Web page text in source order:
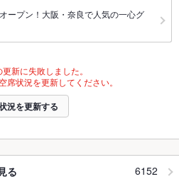
ープン！大阪・奈良で人気の一心グ
新に失敗しました。
席状況を更新してください。
況を更新する
る 6152